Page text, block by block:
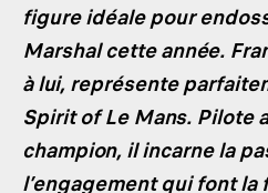
figure idéale pour
Marshal cette année.
à lui, représente
Spirit of Le Mans. Pilote
champion, il incarne la
l’engagement qui font la